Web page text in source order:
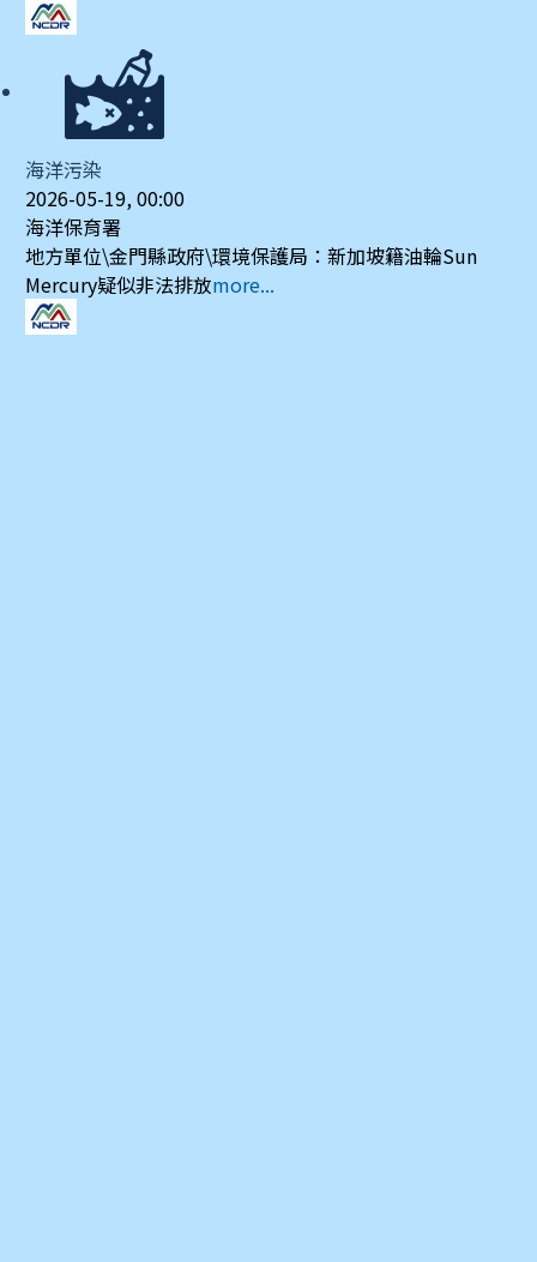
海洋污染
2026-05-19, 00:00
海洋保育署
地方單位\金門縣政府\環境保護局：新加坡籍油輪Sun
Mercury疑似非法排放more...